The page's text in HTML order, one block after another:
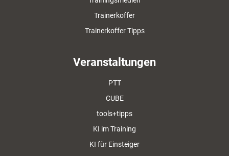
Trainerkoffer
Trainerkoffer Tipps
Veranstaltungen
PTT
CUBE
tools+tipps
KI im Training
KI für Einsteiger